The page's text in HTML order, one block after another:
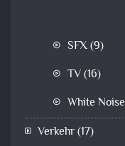
SFX(9)
TV(16)
White Noise
Verkehr(17)